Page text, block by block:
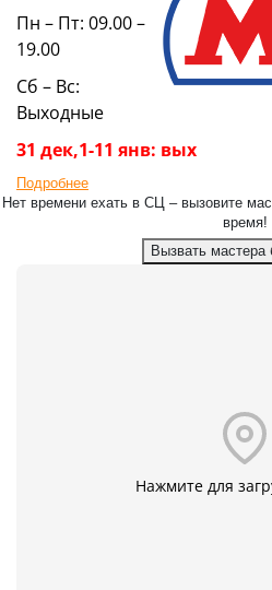
Пн – Пт: 09.00 –
19.00
Сб – Вс:
Выходные
31 дек,1-11 янв: вых
Подробнее
Нет времени ехать в СЦ – вызовите
время!
Вызвать мастера
Нажмите для